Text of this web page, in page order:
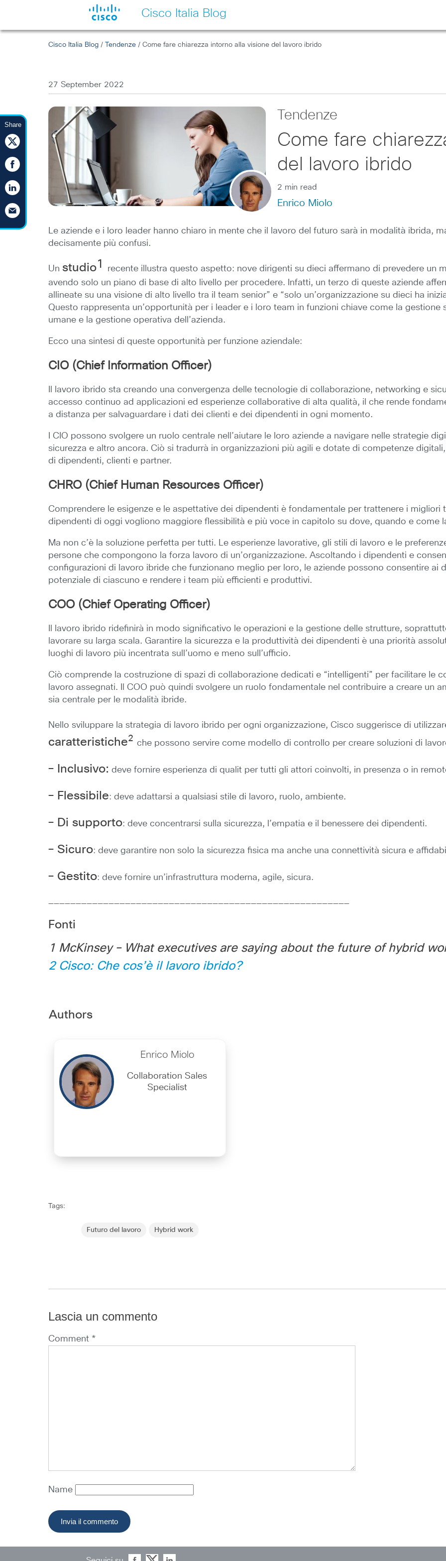
Cisco Italia Blog
Share
Cisco Italia Blog / Tendenze / Come fare chiarezza intorno alla visione del lavoro ibrido
27 September 2022
Tendenze
Come fare
del lavoro ibrido
2 min read
Enrico Miolo
Le aziende e i loro leader hanno chiaro in mente che il lavoro del futuro sarà in modalità ibrida,
decisamente più confusi.
Unstudio1
recente illustra questo aspetto: nove dirigenti su dieci affermano di prevedere un
avendo solo un piano di base di alto livello per procedere. Infatti, un terzo di queste aziende
allineate su una visione di alto livello tra il team senior” e “solo un’organizzazione su dieci ha
Questo rappresenta un’opportunità per i leader e i loro team in funzioni chiave come la
umane e la gestione operativa dell’azienda.
Ecco una sintesi di queste opportunità per funzione aziendale:
CIO (Chief Information Officer)
Il lavoro ibrido sta creando una convergenza delle tecnologie di collaborazione, networking e
accesso continuo ad applicazioni ed esperienze collaborative di alta qualità, il che rende
a distanza per salvaguardare i dati dei clienti e dei dipendenti in ogni momento.
I CIO possono svolgere un ruolo centrale nell’aiutare le loro aziende a navigare nelle strategie
sicurezza e altro ancora. Ciò si tradurrà in organizzazioni più agili e dotate di competenze
di dipendenti, clienti e partner.
CHRO (Chief Human Resources Officer)
Comprendere le esigenze e le aspettative dei dipendenti è fondamentale per trattenere i migliori
dipendenti di oggi vogliono maggiore flessibilità e più voce in capitolo su dove, quando e come
Ma non c’è la soluzione perfetta per tutti. Le esperienze lavorative, gli stili di lavoro e le
persone che compongono la forza lavoro di un’organizzazione. Ascoltando i dipendenti e
configurazioni di lavoro ibride che funzionano meglio per loro, le aziende possono consentire ai
potenziale di ciascuno e rendere i team più efficienti e produttivi.
COO (Chief Operating Officer)
Il lavoro ibrido ridefinirà in modo significativo le operazioni e la gestione delle strutture,
lavorare su larga scala. Garantire la sicurezza e la produttività dei dipendenti è una priorità
luoghi di lavoro più incentrata sull’uomo e meno sull’ufficio.
Ciò comprende la costruzione di spazi di collaborazione dedicati e “intelligenti” per facilitare le
lavoro assegnati. Il COO può quindi svolgere un ruolo fondamentale nel contribuire a creare un
sia centrale per le modalità ibride.
Nello sviluppare la strategia di lavoro ibrido per ogni organizzazione, Cisco suggerisce di
caratteristiche2 che possono servire come modello di controllo per creare soluzioni di
– Inclusivo: deve fornire esperienza di qualit per tutti gli attori coinvolti, in presenza o in
– Flessibile: deve adattarsi a qualsiasi stile di lavoro, ruolo, ambiente.
– Di supporto: deve concentrarsi sulla sicurezza, l’empatia e il benessere dei dipendenti.
– Sicuro: deve garantire non solo la sicurezza fisica ma anche una connettività sicura e
– Gestito: deve fornire un’infrastruttura moderna, agile, sicura.
Fonti
1 McKinsey – What executives are saying about the future of hybrid
2 Cisco: Che cos’è il lavoro ibrido?
Authors
Enrico Miolo
Collaboration Sales
Specialist
Tags:
Futuro del lavoro Hybrid work
Lascia un commento
Comment *
Name